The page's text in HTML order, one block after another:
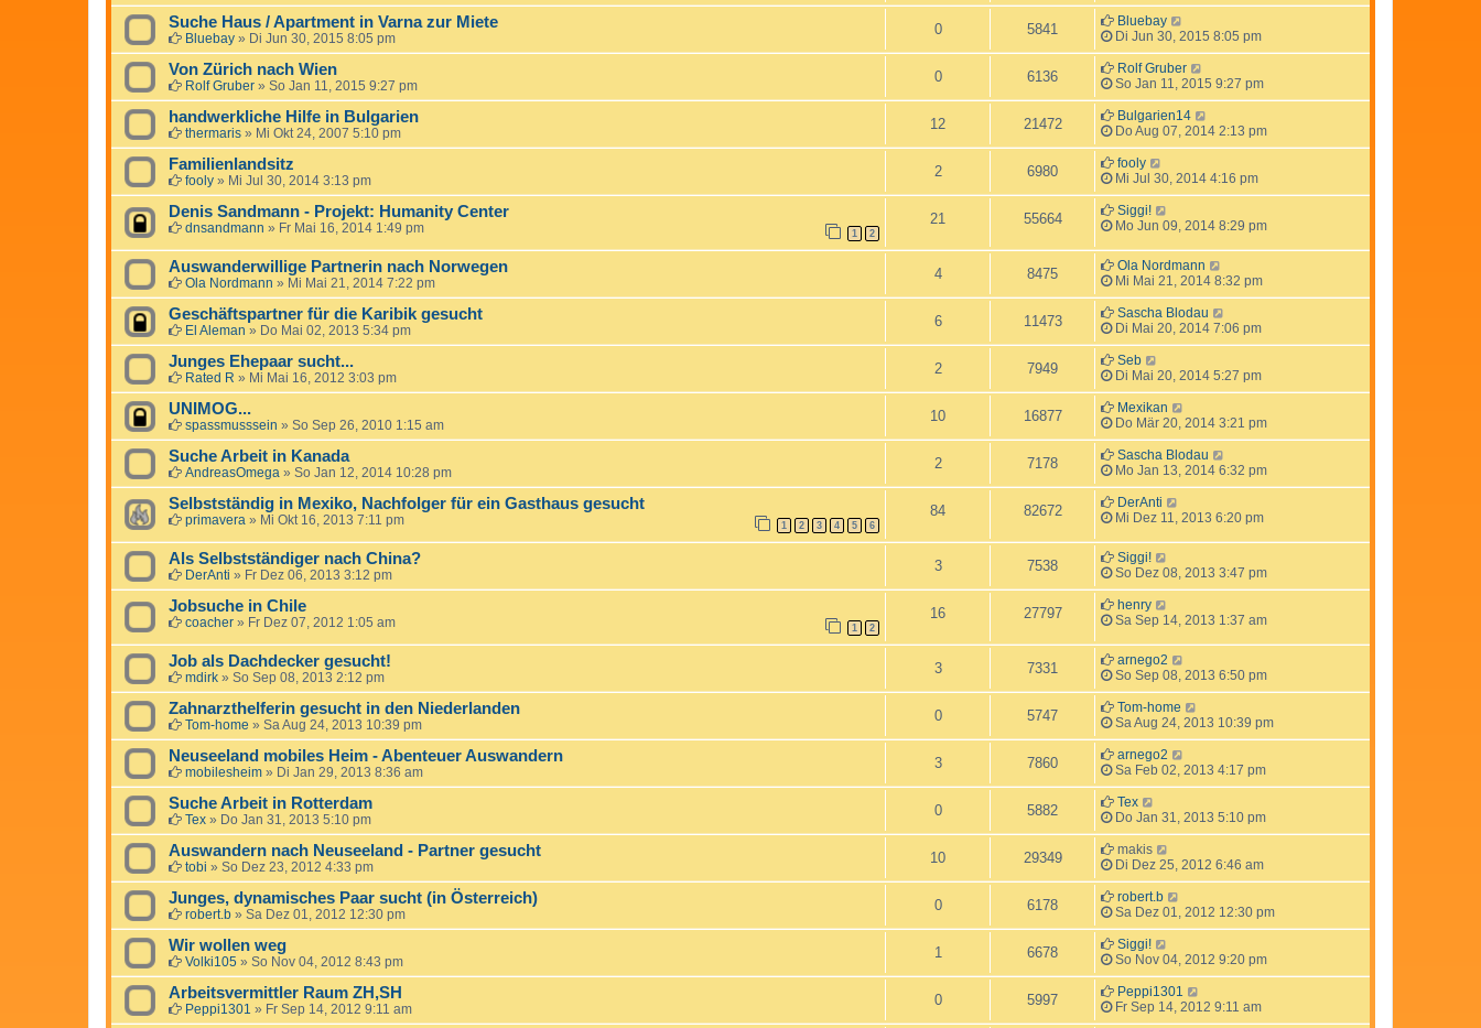
Suche Haus / Apartment in Varna zur Miete
Bluebay » Di Jun 30, 2015 8:05 pm
0 5841
Bluebay
Di Jun 30, 2015 8:05 pm
Von Zürich nach Wien
Rolf Gruber » So Jan 11, 2015 9:27 pm
0 6136
Rolf Gruber
So Jan 11, 2015 9:27 pm
handwerkliche Hilfe in Bulgarien
thermaris » Mi Okt 24, 2007 5:10 pm
12 21472
Bulgarien14
Do Aug 07, 2014 2:13 pm
Familienlandsitz
fooly » Mi Jul 30, 2014 3:13 pm
2 6980
fooly
Mi Jul 30, 2014 4:16 pm
Denis Sandmann - Projekt: Humanity Center
dnsandmann » Fr Mai 16, 2014 1:49 pm 1 2
21 55664
Siggi!
Mo Jun 09, 2014 8:29 pm
Auswanderwillige Partnerin nach Norwegen
Ola Nordmann » Mi Mai 21, 2014 7:22 pm
4 8475
Ola Nordmann
Mi Mai 21, 2014 8:32 pm
Geschäftspartner für die Karibik gesucht
El Aleman » Do Mai 02, 2013 5:34 pm
6 11473
Sascha Blodau
Di Mai 20, 2014 7:06 pm
Junges Ehepaar sucht...
Rated R » Mi Mai 16, 2012 3:03 pm
2 7949
Seb
Di Mai 20, 2014 5:27 pm
UNIMOG...
spassmusssein » So Sep 26, 2010 1:15 am
10 16877
Mexikan
Do Mär 20, 2014 3:21 pm
Suche Arbeit in Kanada
AndreasOmega » So Jan 12, 2014 10:28 pm
2 7178
Sascha Blodau
Mo Jan 13, 2014 6:32 pm
Selbstständig in Mexiko, Nachfolger für ein Gasthaus gesucht
primavera » Mi Okt 16, 2013 7:11 pm 1 2 3 4 5 6
84 82672
DerAnti
Mi Dez 11, 2013 6:20 pm
Als Selbstständiger nach China?
DerAnti » Fr Dez 06, 2013 3:12 pm
3 7538
Siggi!
So Dez 08, 2013 3:47 pm
Jobsuche in Chile
coacher » Fr Dez 07, 2012 1:05 am 1 2
16 27797
henry
Sa Sep 14, 2013 1:37 am
Job als Dachdecker gesucht!
mdirk » So Sep 08, 2013 2:12 pm
3 7331
arnego2
So Sep 08, 2013 6:50 pm
Zahnarzthelferin gesucht in den Niederlanden
Tom-home » Sa Aug 24, 2013 10:39 pm
0 5747
Tom-home
Sa Aug 24, 2013 10:39 pm
Neuseeland mobiles Heim - Abenteuer Auswandern
mobilesheim » Di Jan 29, 2013 8:36 am
3 7860
arnego2
Sa Feb 02, 2013 4:17 pm
Suche Arbeit in Rotterdam
Tex » Do Jan 31, 2013 5:10 pm
0 5882
Tex
Do Jan 31, 2013 5:10 pm
Auswandern nach Neuseeland - Partner gesucht
tobi » So Dez 23, 2012 4:33 pm
10 29349
makis
Di Dez 25, 2012 6:46 am
Junges, dynamisches Paar sucht (in Österreich)
robert.b » Sa Dez 01, 2012 12:30 pm
0 6178
robert.b
Sa Dez 01, 2012 12:30 pm
Wir wollen weg
Volki105 » So Nov 04, 2012 8:43 pm
1 6678
Siggi!
So Nov 04, 2012 9:20 pm
Arbeitsvermittler Raum ZH,SH
Peppi1301 » Fr Sep 14, 2012 9:11 am
0 5997
Peppi1301
Fr Sep 14, 2012 9:11 am